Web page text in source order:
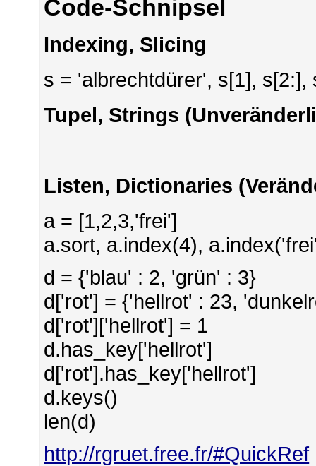
Code-Schnipsel
Indexing, Slicing
s = 'albrechtdürer', s[1], s[2:],
Tupel, Strings
Listen, Dictionaries
a = [1,2,3,'frei']
a.sort, a.index(4),
d = {'blau' : 2, 'grün' : 3}
d['rot'] = {'hellrot' : 23,
d['rot']['hellrot'] = 1
d.has_key['hellrot']
d['rot'].has_key['hellrot']
d.keys()
len(d)
http://rgruet.free.fr/#QuickRef